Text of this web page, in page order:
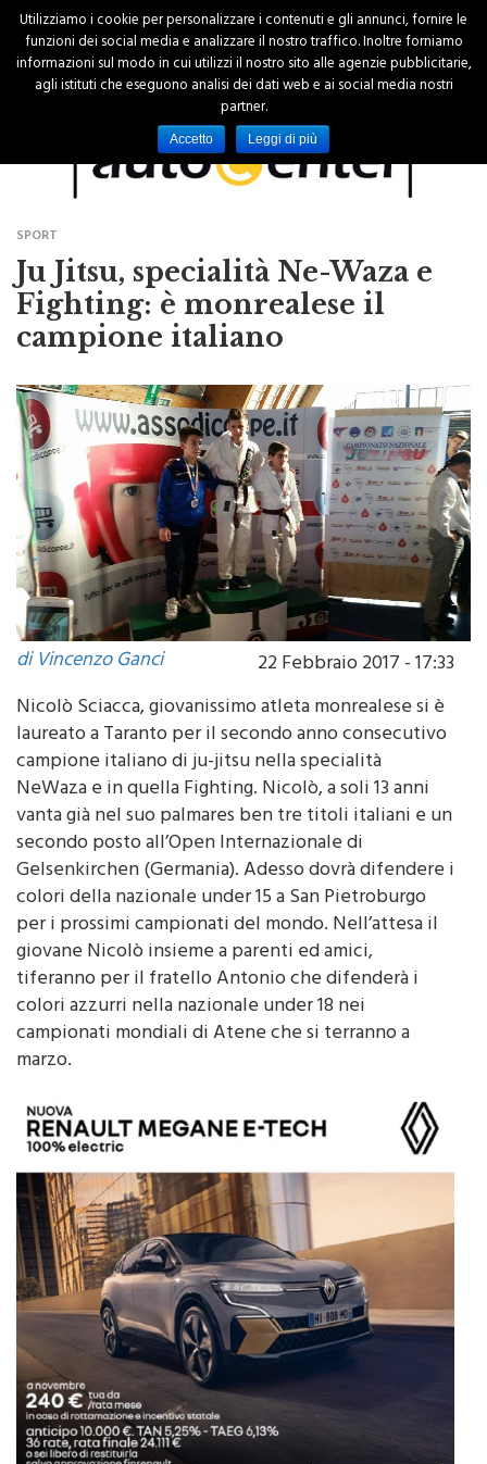
SPORT
Ju Jitsu, specialità Ne-Waza e
Fighting: è monrealese il
di Vincenzo Ganci
22 Febbraio 2017 - 17:33
Nicolò Sciacca, giovanissimo atleta monrealese si è
laureato a Taranto per il secondo anno consecutivo
campione italiano di ju-jitsu nella specialità
NeWaza e in quella Fighting. Nicolò, a soli 13 anni
vanta già nel suo palmares ben tre titoli italiani e un
secondo posto all’Open Internazionale di
Gelsenkirchen (Germania). Adesso dovrà difendere i
colori della nazionale under 15 a San Pietroburgo
per i prossimi campionati del mondo. Nell’attesa il
giovane Nicolò insieme a parenti ed amici,
tiferanno per il fratello Antonio che difenderà i
colori azzurri nella nazionale under 18 nei
campionati mondiali di Atene che si terranno a
Utilizziamo i cookie per personalizzare i contenuti e gli annunci, fornire le
funzioni dei social media e analizzare il nostro traffico. Inoltre forniamo
informazioni sul modo in cui utilizzi il nostro sito alle agenzie pubblicitarie,
agli istituti che eseguono analisi dei dati web e ai social media nostri
partner.
Accetto Leggi di più